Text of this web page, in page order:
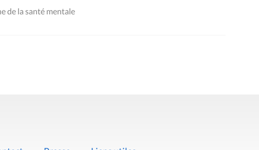
de la santé mentale